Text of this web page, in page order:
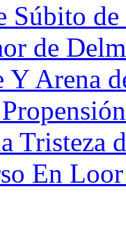
Súbito
de
Y Arena
Tristeza
En